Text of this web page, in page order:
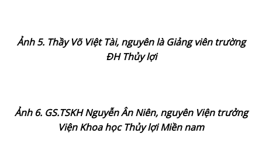
Ảnh 5. Thầy Võ Việt Tài, nguyên là Giảng viên trường
ĐH Thủy lợi
Ảnh 6. GS.TSKH Nguyễn Ân Niên, nguyên Viện trưởng
Viện Khoa học Thủy lợi Miền nam